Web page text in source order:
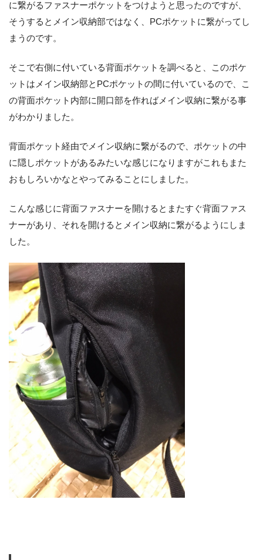
に繋がるファスナーポケットをつけようと思ったのですが、
そうするとメイン収納部ではなく、PCポケットに繋がってし
まうのです。
そこで右側に付いている背面ポケットを調べると、このポケ
ットはメイン収納部とPCポケットの間に付いているので、こ
の背面ポケット内部に開口部を作ればメイン収納に繋がる事
がわかりました。
背面ポケット経由でメイン収納に繋がるので、ポケットの中
に隠しポケットがあるみたいな感じになりますがこれもまた
おもしろいかなとやってみることにしました。
こんな感じに背面ファスナーを開けるとまたすぐ背面ファス
ナーがあり、それを開けるとメイン収納に繋がるようにしま
した。